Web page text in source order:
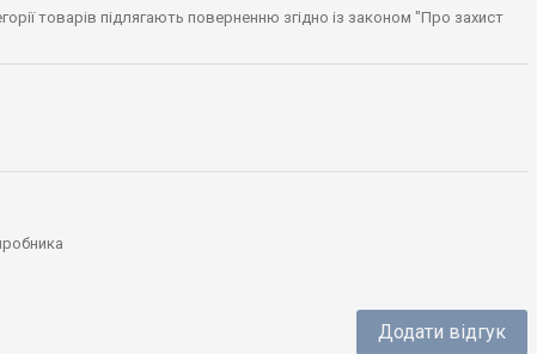
товарів підлягають поверненню згідно із законом "Про захист
Додати відгук